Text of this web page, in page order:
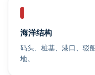
海洋结构
码头、桩基、港口、驳
地。